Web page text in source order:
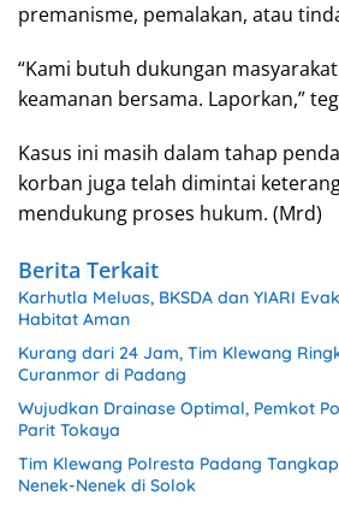
premanisme, pemalakan, atau
“Kami butuh dukungan
keamanan bersama. Laporkan,”
Kasus ini masih dalam tahap
korban juga telah dimintai
mendukung proses hukum. (Mrd)
Berita Terkait
Karhutla Meluas, BKSDA dan YIARI
Habitat Aman
Kurang dari 24 Jam, Tim Klewang
Curanmor di Padang
Wujudkan Drainase Optimal, Pemkot
Parit Tokaya
Tim Klewang Polresta Padang
Nenek-Nenek di Solok